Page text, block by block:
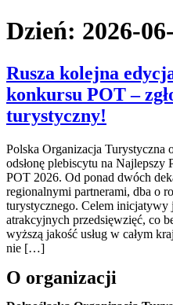
Dzień: 2026-
Rusza kolejna
konkursu POT –
turystyczny!
Polska Organizacja
odsłonę plebiscytu na
POT 2026. Od ponad dwóch
regionalnymi partnerami, dba o
turystycznego. Celem
atrakcyjnych przedsięwzięć, co
wyższą jakość usług w całym
nie […]
O organizacji